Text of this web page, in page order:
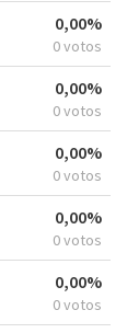
0,00%
0 votos
0,00%
0 votos
0,00%
0 votos
0,00%
0 votos
0,00%
0 votos